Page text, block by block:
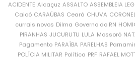
ACIDENTE Alcaçuz ASSALTO ASSEMBLEIA
Caicó CARAÚBAS Ceará CHUVA
currais novos Dilma Governo do RN
PIRANHAS JUCURUTU LULA Mossoró
Pagamento PARAÍBA PARELHAS
POLÍCIA MILITAR Política PRF RAFAEL